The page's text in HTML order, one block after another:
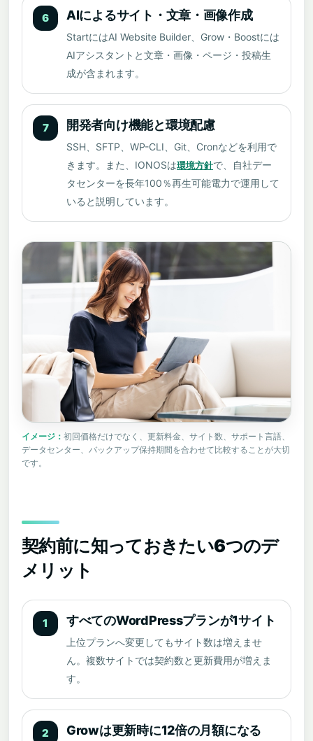
6 AIによるサイト・文章・画像作成
StartにはAI Website Builder、Grow・Boostには
AIアシスタントと文章・画像・ページ・投稿生
成が含まれます。
7 開発者向け機能と環境配慮
SSH、SFTP、WP-CLI、Git、Cronなどを利用で
きます。また、IONOSは環境方針で、自社デー
タセンターを長年100％再生可能電力で運用して
いると説明しています。
初回価格だけでなく、更新料金、サイト数、サポート言語、
データセンター、バックアップ保持期間を合わせて比較することが大切
です。
契約前に知っておきたい6つのデ
メリット
1 すべてのWordPressプランが1サイト
上位プランへ変更してもサイト数は増えませ
ん。複数サイトでは契約数と更新費用が増えま
す。
2 Growは更新時に12倍の月額になる